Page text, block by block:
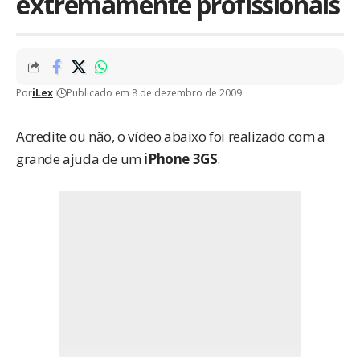
PoriLex Publicado em 8 de dezembro de 2009
Acredite ou não, o vídeo abaixo foi realizado com a
grande ajuda de umiPhone 3GS: